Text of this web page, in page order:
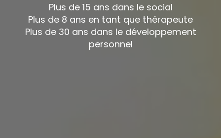
Plus de 15 ans dans le social
Plus de 8 ans en tant que thérapeute
Plus de 30 ans dans le développement
personnel